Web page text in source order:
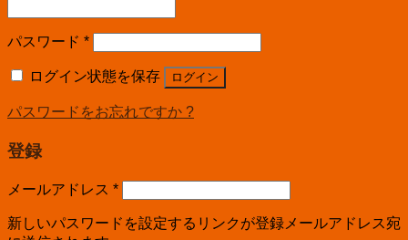
パスワード *
ログイン状態を保存 ログイン
パスワードをお忘れですか ?
登録
メールアドレス *
新しいパスワードを設定するリンクが登録メールアドレス宛